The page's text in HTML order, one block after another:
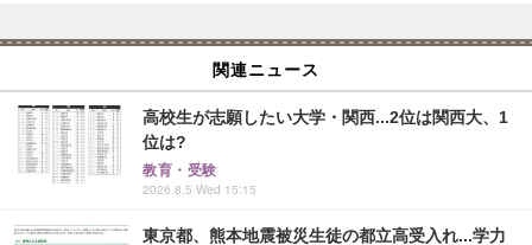
関連ニュース
高校生が志願したい大学・関西...2位は関西大、1
位は?
教育・受験
2026.8.5 Wed 15:15
東京都、熊本地震被災生徒の都立高受入れ...学力